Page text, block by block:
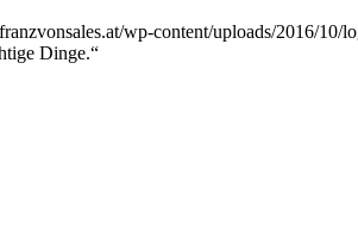
wp-content/uploads/2016/10/
Dinge.“